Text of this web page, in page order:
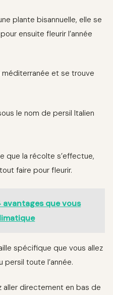
plante bisannuelle, elle se
ensuite fleurir l’année
et se trouve
le nom de persil Italien
que la récolte s’effectue,
faire pour fleurir.
avantages que vous
spécifique que vous allez
toute l’année.
aller directement en bas de